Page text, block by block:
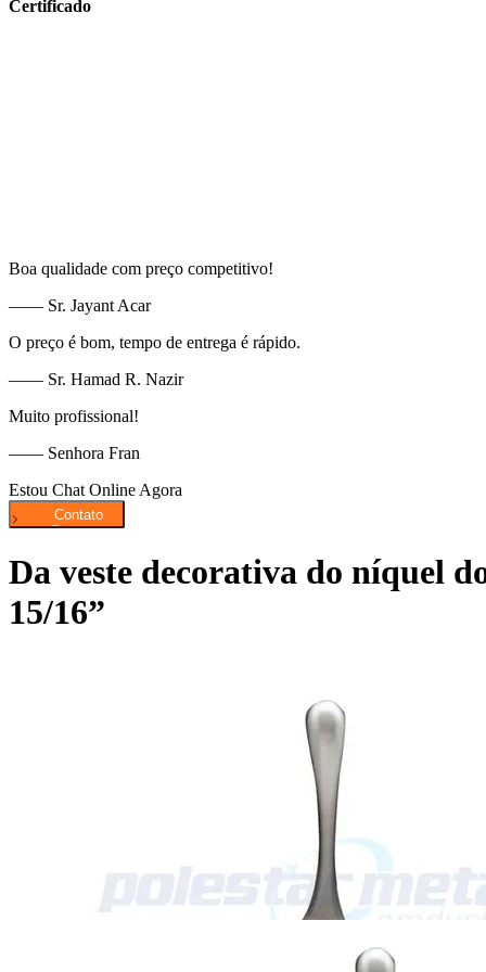
Certificado
Boa qualidade com preço competitivo!
—— Sr. Jayant Acar
O preço é bom, tempo de entrega é rápido.
—— Sr. Hamad R. Nazir
Muito profissional!
—— Senhora Fran
Estou Chat Online Agora
Da veste decorativa do níquel
15/16”